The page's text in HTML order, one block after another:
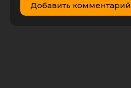
Добавить комментарий